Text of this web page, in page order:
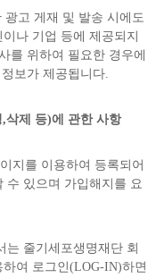
고 게재 및 발송 시에도
나 기업 등에 제공되지
를 위하여 필요한 경우에
보가 제공됩니다.
삭제 등)에 관한 사항
지를 이용하여 등록되어
수 있으며 가입해지를 요
는 줄기세포생명재단 회
여 로그인(LOG-IN)하면